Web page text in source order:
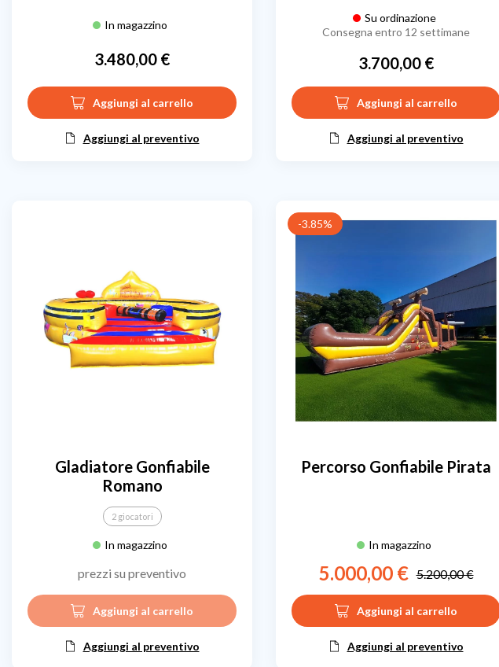
In magazzino
Prezzo
3.480,00 €
Aggiungi al carrello
Aggiungi al preventivo
Su ordinazione
Consegna entro 12 settimane
Prezzo
3.700,00 €
Aggiungi al carrello
Aggiungi al preventivo
Gladiatore Gonfiabile
Romano
2 giocatori
In magazzino
prezzi su preventivo
Aggiungi al carrello
Aggiungi al preventivo
Percorso Gonfiabile Pirata
In magazzino
Prezzo
5.000,00 €Prezzo base
5.200,00 €
Aggiungi al carrello
Aggiungi al preventivo
-3.85%